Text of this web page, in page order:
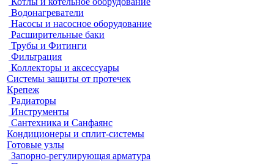
Водонагреватели
Насосы и насосное оборудование
Расширительные баки
Трубы и Фитинги
Фильтрация
Коллекторы и аксессуары
Системы защиты от протечек
Крепеж
Радиаторы
Инструменты
Сантехника и Санфаянс
Кондиционеры и сплит-системы
Готовые узлы
Запорно-регулирующая арматура